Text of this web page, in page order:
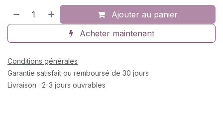
Ajouter au panier
Acheter maintenant
Conditions générales
Garantie satisfait ou remboursé de 30 jours
Livraison : 2-3 jours ouvrables